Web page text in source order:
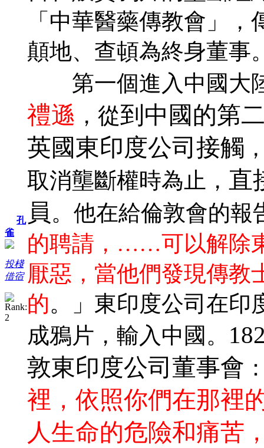
孔
雀
投棧
借宿
「中華醫藥傳教會」
顛地、查頓為終身董事
第一個進入中國大
禮遜 ，從到中國的第
英國東印度公司接觸
取消壟斷權時為止， 直
員 。他在給倫敦會的報
的聘請，……可以解除
厭惡，當他們發現傳教
的。」東印度公司在印
成鴉片，輸入中國。
敦東印度公司董事會
裡，依照你們在那裡
人生命的危險和痛苦